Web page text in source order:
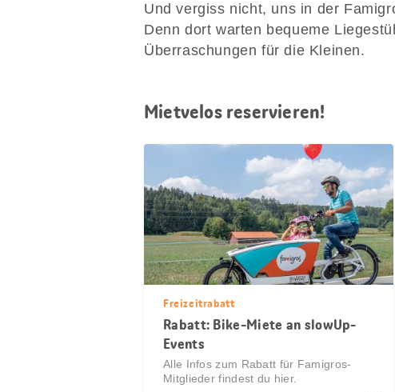
Und vergiss nicht, uns in der
Denn dort warten bequeme
Überraschungen für die Kleinen.
Mietvelos reservieren!
Freizeitrabatt
Rabatt: Bike-Miete an slowUp-
Events
Alle Infos zum Rabatt für Famigros-
Mitglieder findest du hier.